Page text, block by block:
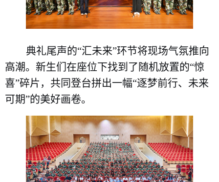
典礼尾声的“汇未来”环节将现场气氛推向
高潮。新生们在座位下找到了 随机放置的“惊
喜”碎片，共同登台拼出一幅“逐梦前行、未来
可期”的美好画卷。